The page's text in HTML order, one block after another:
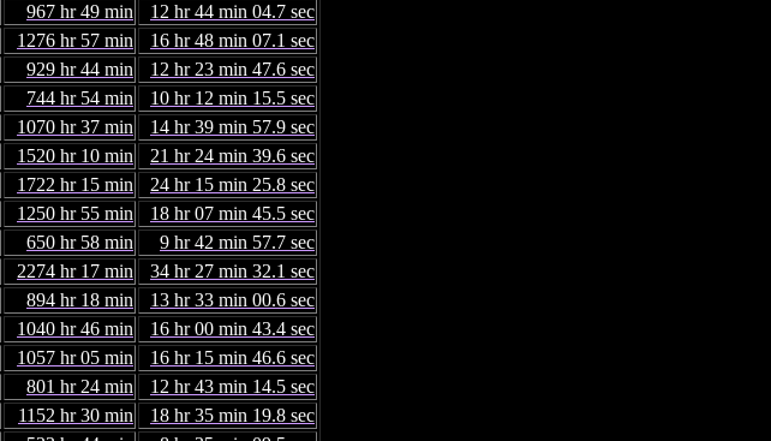
967 hr 49 min
12 hr 44 min 04.7 sec
1276 hr 57 min
16 hr 48 min 07.1 sec
929 hr 44 min
12 hr 23 min 47.6 sec
744 hr 54 min
10 hr 12 min 15.5 sec
1070 hr 37 min
14 hr 39 min 57.9 sec
1520 hr 10 min
21 hr 24 min 39.6 sec
1722 hr 15 min
24 hr 15 min 25.8 sec
1250 hr 55 min
18 hr 07 min 45.5 sec
650 hr 58 min
9 hr 42 min 57.7 sec
2274 hr 17 min
34 hr 27 min 32.1 sec
894 hr 18 min
13 hr 33 min 00.6 sec
1040 hr 46 min
16 hr 00 min 43.4 sec
1057 hr 05 min
16 hr 15 min 46.6 sec
801 hr 24 min
12 hr 43 min 14.5 sec
1152 hr 30 min
18 hr 35 min 19.8 sec